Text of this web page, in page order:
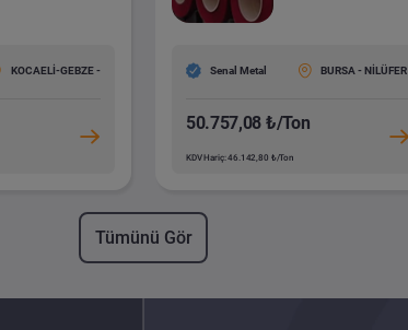
KOCAELİ-GEBZE - Senal Metal BURSA - NİLÜFER
50.757,08 ₺/Ton
KDV Hariç: 46.142,80 ₺/Ton
Tümünü Gör